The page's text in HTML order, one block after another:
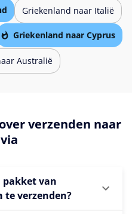
Griekenland naar Italië
Griekenland naar Cyprus
Australië
verzenden naar
pakket van
te verzenden?